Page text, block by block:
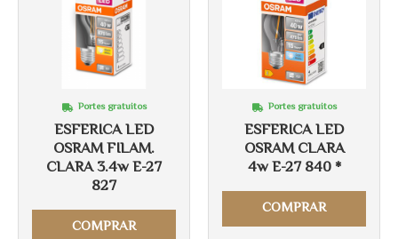
ESFERICA LED
OSRAM FILAM.
CLARA 3.4w E-27
827
Portes gratuitos
COMPRAR
ESFERICA LED
OSRAM CLARA
4w E-27 840 *
Portes gratuitos
COMPRAR